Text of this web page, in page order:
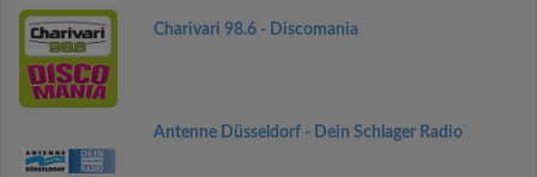
Charivari 98.6 - Discomania
Antenne Düsseldorf - Dein Schlager Radio